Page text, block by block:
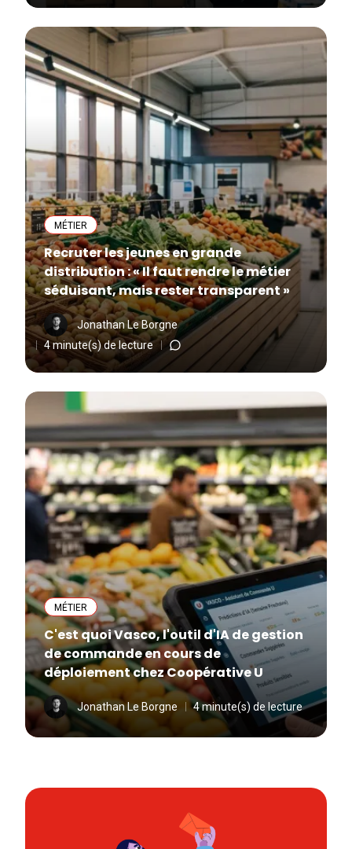
MÉTIER
Recruter les jeunes en grande
distribution : « Il faut rendre le métier
séduisant, mais rester transparent »
Jonathan Le Borgne
4 minute(s) de lecture
MÉTIER
C'est quoi Vasco, l'outil d'IA de gestion
de commande en cours de
déploiement chez Coopérative U
Jonathan Le Borgne 4 minute(s) de lecture